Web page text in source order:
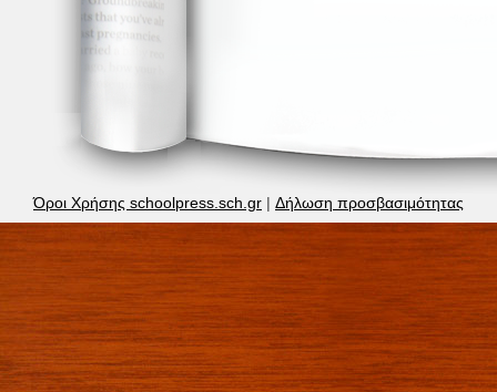
Όροι Χρήσης schoolpress.sch.gr | Δήλωση προσβασιμότητας